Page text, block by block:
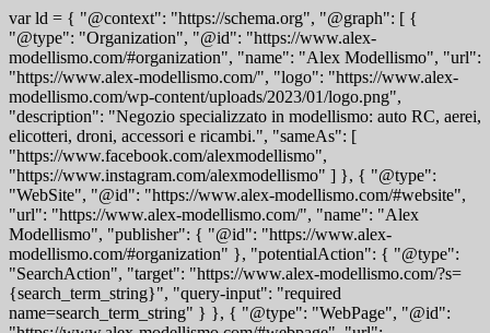
var ld = { "@context": "https://schema.org", "@graph": [ {
"@type": "Organization", "@id": "https://www.alex-
modellismo.com/#organization", "name": "Alex Modellismo", "url":
"https://www.alex-modellismo.com/", "logo": "https://www.alex-
modellismo.com/wp-content/uploads/2023/01/logo.png",
"description": "Negozio specializzato in modellismo: auto RC, aerei,
elicotteri, droni, accessori e ricambi.", "sameAs": [
"https://www.facebook.com/alexmodellismo",
"https://www.instagram.com/alexmodellismo" ] }, { "@type":
"WebSite", "@id": "https://www.alex-modellismo.com/#website",
"url": "https://www.alex-modellismo.com/", "name": "Alex
Modellismo", "publisher": { "@id": "https://www.alex-
modellismo.com/#organization" }, "potentialAction": { "@type":
"SearchAction", "target": "https://www.alex-modellismo.com/?s=
{search_term_string}", "query-input": "required
name=search_term_string" } }, { "@type": "WebPage", "@id":